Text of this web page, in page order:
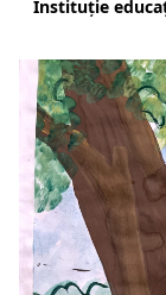
Instituție